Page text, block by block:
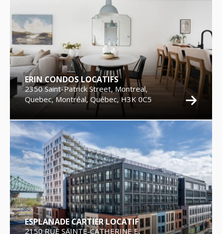
ERIN CONDOS LOCATIFS
2350 Saint-Patrick Street, Montreal,
Quebec, Montréal, Québec, H3K 0C5
ESPLANADE CARTIER LOCATIF
2150 RUE SAINTE-CATHERINE E,